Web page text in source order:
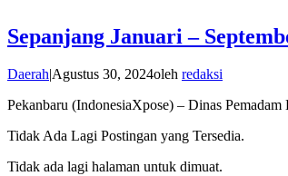
Sepanjang Januari –
DaerahAgustus 30, 2024oleh redaksi
Pekanbaru (IndonesiaXpose) – Dinas
Tidak Ada Lagi Postingan yang Tersedia.
Tidak ada lagi halaman untuk dimuat.